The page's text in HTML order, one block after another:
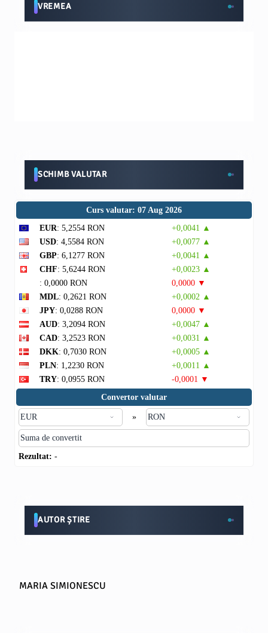
VREMEA
SCHIMB VALUTAR
Curs valutar: 07 Aug 2026
EUR: 5,2554 RON
+0,0041 ▲
USD: 4,5584 RON
+0,0077 ▲
GBP: 6,1277 RON
+0,0041 ▲
CHF: 5,6244 RON
+0,0023 ▲
: 0,0000 RON
0,0000 ▼
MDL: 0,2621 RON
+0,0002 ▲
JPY: 0,0288 RON
0,0000 ▼
AUD: 3,2094 RON
+0,0047 ▲
CAD: 3,2523 RON
+0,0031 ▲
DKK: 0,7030 RON
+0,0005 ▲
PLN: 1,2230 RON
+0,0011 ▲
TRY: 0,0955 RON
-0,0001 ▼
Convertor valutar
»
Rezultat: -
AUTOR ȘTIRE
MARIA SIMIONESCU